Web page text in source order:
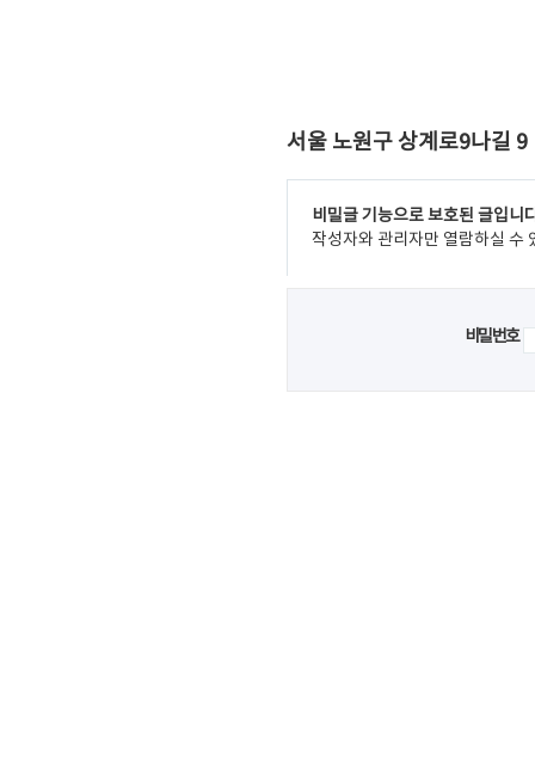
서울 노원구 상계로9나길 9
비밀글 기능으로 보호된 글입니
작성자와 관리자만 열람하실 수
비밀번호